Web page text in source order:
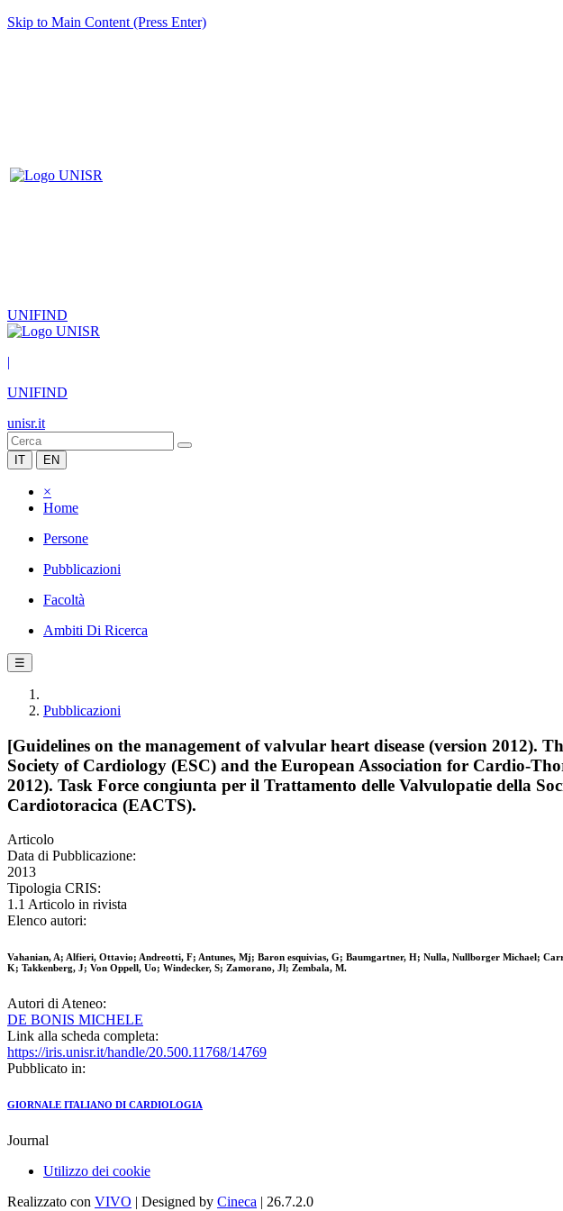
Skip to Main Content (Press Enter)
UNIFIND
|
UNIFIND
unisr.it
IT EN
×
Home
Persone
Pubblicazioni
Facoltà
Ambiti Di Ricerca
☰
Pubblicazioni
[Guidelines on the management of valvular heart disease (version 2012).
Society of Cardiology (ESC) and the European Association for Cardio-
2012). Task Force congiunta per il Trattamento delle Valvulopatie della
Cardiotoracica (EACTS).
Articolo
Data di Pubblicazione:
2013
Tipologia CRIS:
1.1 Articolo in rivista
Elenco autori:
Vahanian, A; Alfieri, Ottavio; Andreotti, F; Antunes, Mj; Baron esquivias, G; Baumgartner, H; Nulla, Nullborger Michael;
K; Takkenberg, J; Von Oppell, Uo; Windecker, S; Zamorano, Jl; Zembala, M.
Autori di Ateneo:
DE BONIS MICHELE
Link alla scheda completa:
https://iris.unisr.it/handle/20.500.11768/14769
Pubblicato in:
GIORNALE ITALIANO DI CARDIOLOGIA
Journal
Utilizzo dei cookie
Realizzato con VIVO | Designed by Cineca | 26.7.2.0